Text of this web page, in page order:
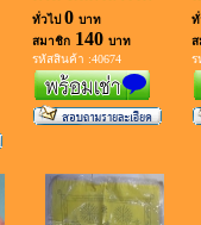
ทั่วไป 0 บาท
สมาชิก140 บาท
รหัสสินค้า :40674
ทั่
ส
ร